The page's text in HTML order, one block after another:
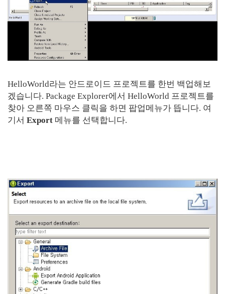
HelloWorld라는 안드로이드 프로젝트를 한번 백업해보
겠습니다. Package Explorer에서 HelloWorld 프로젝트를
찾아 오른쪽 마우스 클릭을 하면 팝업메뉴가 뜹니다. 여
기서 Export 메뉴를 선택합니다.